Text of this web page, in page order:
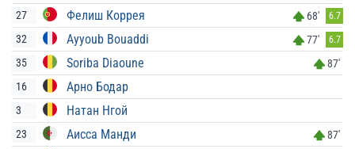
27 Фелиш Коррея 68' 6.7
32 Ayyoub Bouaddi 77' 6.7
35 Soriba Diaoune
87'
16
Арно Бодар
3 Натан Нгой
23 Аисса Манди
87'